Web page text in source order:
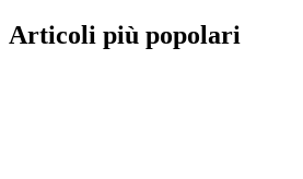
Articoli più popolari